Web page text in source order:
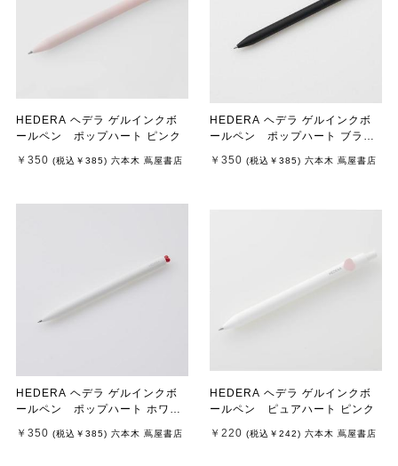
HEDERA ヘデラ ゲルインクボ
ールペン ポップハート ピンク
￥350 (税込 ￥385) 六本木 蔦屋書店
HEDERA ヘデラ ゲルインクボ
ールペン ポップハート ブラッ
￥350 (税込 ￥385) 六本木 蔦屋書店
HEDERA ヘデラ ゲルインクボ
ールペン ポップハート ホワイ
￥350 (税込 ￥385) 六本木 蔦屋書店
HEDERA ヘデラ ゲルインクボ
ールペン ピュアハート ピンク
￥220 (税込 ￥242) 六本木 蔦屋書店